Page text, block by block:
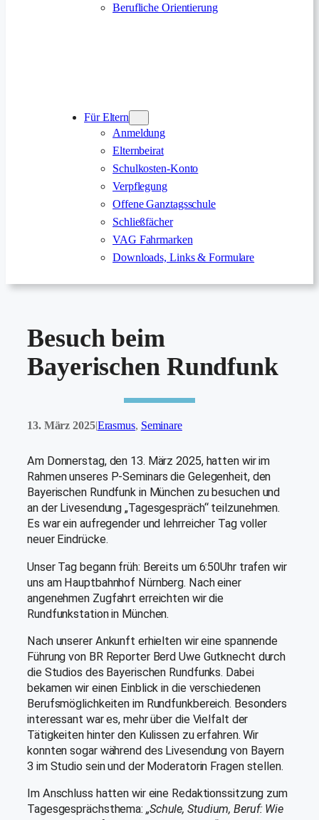
Berufliche Orientierung
Für Eltern
Anmeldung
Elternbeirat
Schulkosten-Konto
Verpflegung
Offene Ganztagsschule
Schließfächer
VAG Fahrmarken
Downloads, Links & Formulare
Besuch beim
Bayerischen Rundfunk
13. März 2025| Erasmus, Seminare
Am Donnerstag, den 13. März 2025, hatten wir im
Rahmen unseres P-Seminars die Gelegenheit, den
Bayerischen Rundfunk in München zu besuchen und
an der Livesendung „Tagesgespräch“ teilzunehmen.
Es war ein aufregender und lehrreicher Tag voller
neuer Eindrücke.
Unser Tag begann früh: Bereits um 6:50Uhr trafen wir
uns am Hauptbahnhof Nürnberg. Nach einer
angenehmen Zugfahrt erreichten wir die
Rundfunkstation in München.
Nach unserer Ankunft erhielten wir eine spannende
Führung von BR Reporter Berd Uwe Gutknecht durch
die Studios des Bayerischen Rundfunks. Dabei
bekamen wir einen Einblick in die verschiedenen
Berufsmöglichkeiten im Rundfunkbereich. Besonders
interessant war es, mehr über die Vielfalt der
Tätigkeiten hinter den Kulissen zu erfahren. Wir
konnten sogar während des Livesendung von Bayern
3 im Studio sein und der Moderatorin Fragen stellen.
Im Anschluss hatten wir eine Redaktionssitzung zum
Tagesgesprächsthema: „Schule, Studium, Beruf: Wie